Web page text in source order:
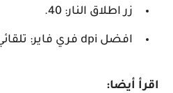
زر اطلاق النار: 40.
افضل dpi فري فاير: تلقائي.
اقرأ أيضا: